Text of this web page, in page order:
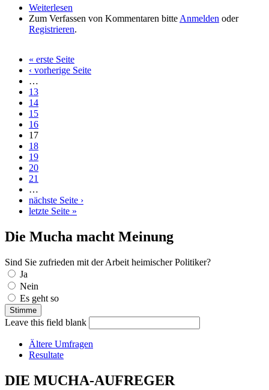
Weiterlesen
Konzerns
Zum Verfassen von Kommentaren bitte Anmelden oder
Registrieren.
Seiten« erste Seite
‹ vorherige Seite
…
13
14
15
16
17
18
19
20
21
…
nächste Seite ›
letzte Seite »
Die Mucha macht Meinung
Sind Sie zufrieden mit der Arbeit heimischer Politiker?
Auswahlmöglichkeiten
Ja
Nein
Es geht so
Leave this field blank
Ältere Umfragen
Resultate
DIE MUCHA-AUFREGER